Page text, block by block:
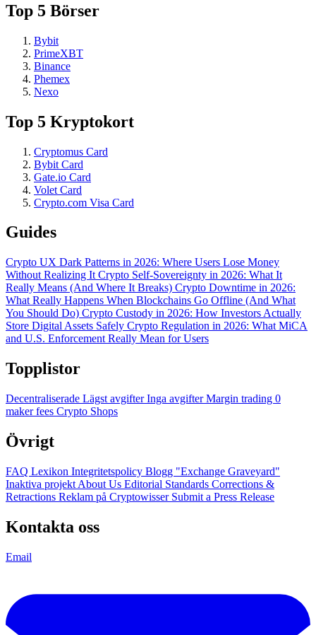
Top 5 Börser
Bybit
PrimeXBT
Binance
Phemex
Nexo
Top 5 Kryptokort
Cryptomus Card
Bybit Card
Gate.io Card
Volet Card
Crypto.com Visa Card
Guides
Crypto UX Dark Patterns in 2026: Where Users Lose Money
Without Realizing It Crypto Self-Sovereignty in 2026: What It
Really Means (And Where It Breaks) Crypto Downtime in 2026:
What Really Happens When Blockchains Go Offline (And What
You Should Do) Crypto Custody in 2026: How Investors Actually
Store Digital Assets Safely Crypto Regulation in 2026: What MiCA
and U.S. Enforcement Really Mean for Users
Topplistor
Decentraliserade Lägst avgifterInga avgifterMargin trading 0
maker fees Crypto Shops
Övrigt
FAQ Lexikon Integritetspolicy Blogg "Exchange Graveyard"
Inaktiva projekt About Us Editorial Standards Corrections &
Retractions Reklam på Cryptowisser Submit a Press Release
Kontakta oss
Email